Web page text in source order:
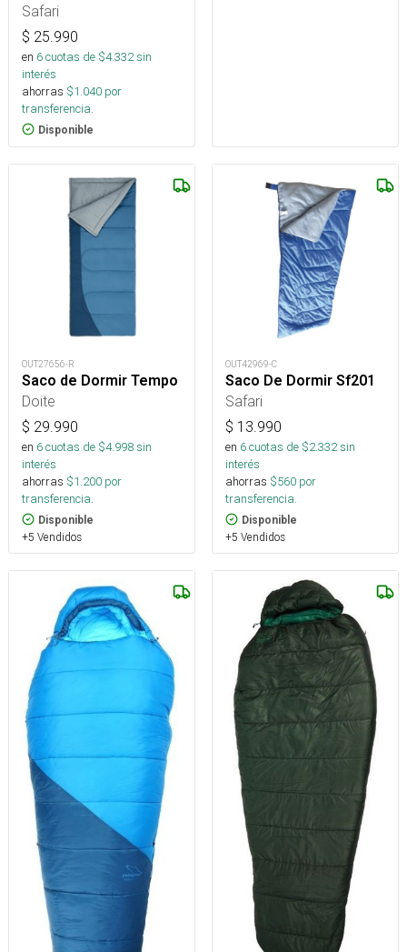
Safari
$ 25.990
en 6cuotas de $4.332sin
interés
ahorras $1.040 por
transferencia.
Disponible
OUT27656-R
Saco de Dormir Tempo
Doite
$ 29.990
en 6cuotas de $4.998sin
interés
ahorras $1.200 por
transferencia.
Disponible
+5 Vendidos
OUT42969-C
Saco De Dormir Sf201
Safari
$ 13.990
en 6cuotas de $2.332sin
interés
ahorras $560 por
transferencia.
Disponible
+5 Vendidos